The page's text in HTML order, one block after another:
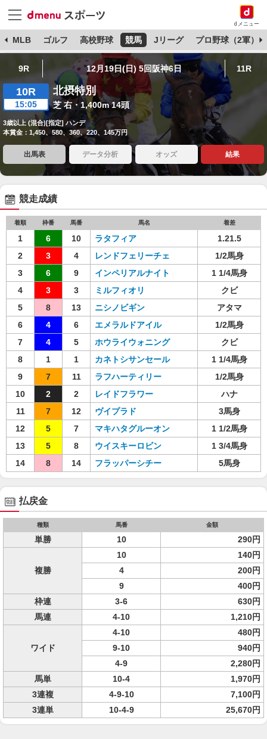
dメニュー
MLB ゴルフ 高校野球 競馬 Jリーグ プロ野球（2軍）
9R 12月19日(日) 5回阪神6日 11R
10R
15:05
北摂特別
芝 右・1,400m 14頭
3歳以上 (混合)[指定] ハンデ
本賞金：1,450、580、360、220、145万円
出馬表 データ分析 オッズ 結果
競走成績
着順 枠番 馬番 馬名 着差
1 6 10 ラタフィア
1.21.5
2
3 4 レンドフェリーチェ
1/2馬身
3
6 9 インペリアルナイト
1 1/4馬身
4
3 3 ミルフィオリ
クビ
5
8 13 ニシノビギン
アタマ
6
4 6 エメラルドアイル
1/2馬身
7
4 5 ホウライウォニング
クビ
8
1 1 カネトシサンセール
1 1/4馬身
9
7 11 ラフハーティリー
1/2馬身
10
2 2 レイドフラワー
ハナ
11
7 12 ヴイプラド
3馬身
12
5 7 マキハタグルーオン
1 1/2馬身
13
5 8 ウイスキーロビン
1 3/4馬身
14
8 14 フラッパーシチー 5馬身
払戻金
種類 馬番 金額
単勝 10 290円
複勝
10
140円
4
200円
9
400円
枠連
3-6
630円
馬連
4-10 1,210円
ワイド
4-10
480円
9-10
940円
4-9
2,280円
馬単
10-4
1,970円
3連複
4-9-10
7,100円
3連単
10-4-9 25,670円